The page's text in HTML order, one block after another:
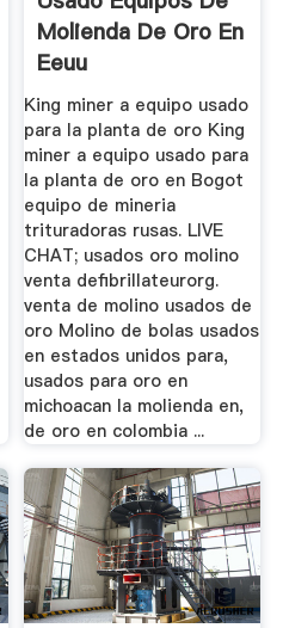
Molienda De Oro En
Eeuu
King miner a equipo usado
para la planta de oro King
miner a equipo usado para
la planta de oro en Bogot
equipo de mineria
trituradoras rusas. LIVE
CHAT; usados oro molino
venta defibrillateurorg.
venta de molino usados de
oro Molino de bolas usados
en estados unidos para,
usados para oro en
michoacan la molienda en,
de oro en colombia ...